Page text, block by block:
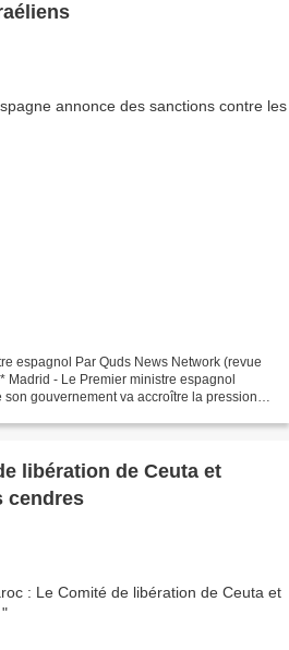
espagnol Par Quds News Network (revue
Madrid - Le Premier ministre espagnol
gouvernement va accroître la pression
libération de Ceuta et
cendres